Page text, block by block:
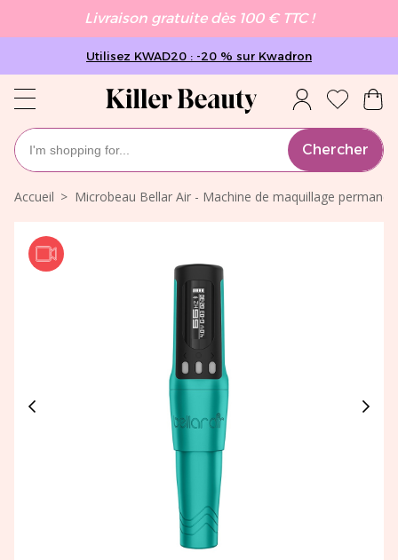
Livraison gratuite dès 100 € TTC !
Utilisez KWAD20 : -20 % sur Kwadron
Chercher
Accueil Microbeau Bellar Air - Machine de maquillage